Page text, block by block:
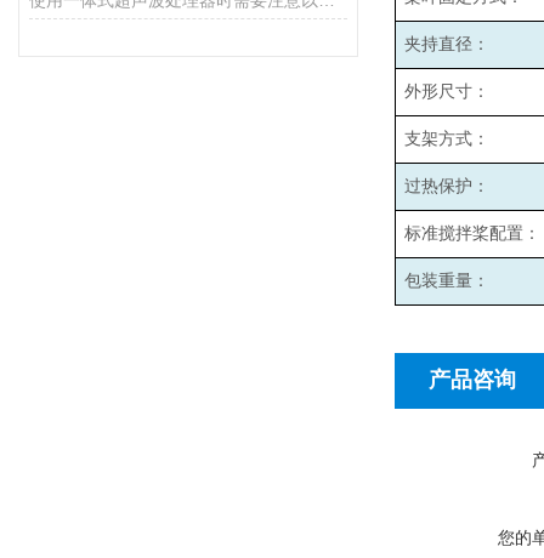
夹持直径：
外形尺寸：
支架方式：
过热保护：
标准搅拌桨配置：
包装重量：
产品咨询
您的